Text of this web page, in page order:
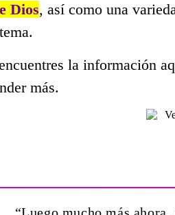
Dios, así como una
la información
más.